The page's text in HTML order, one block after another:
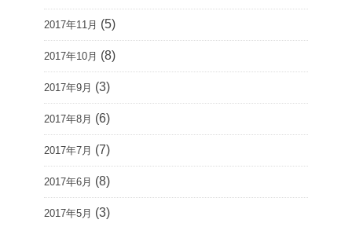
2017年11月 (5)
2017年10月 (8)
2017年9月 (3)
2017年8月 (6)
2017年7月 (7)
2017年6月 (8)
2017年5月 (3)